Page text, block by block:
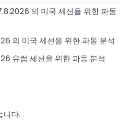
의 미국 세션을 위한 파동
의 미국 세션을 위한 파동 분석
유럽 세션을 위한 파동 분석
니다.